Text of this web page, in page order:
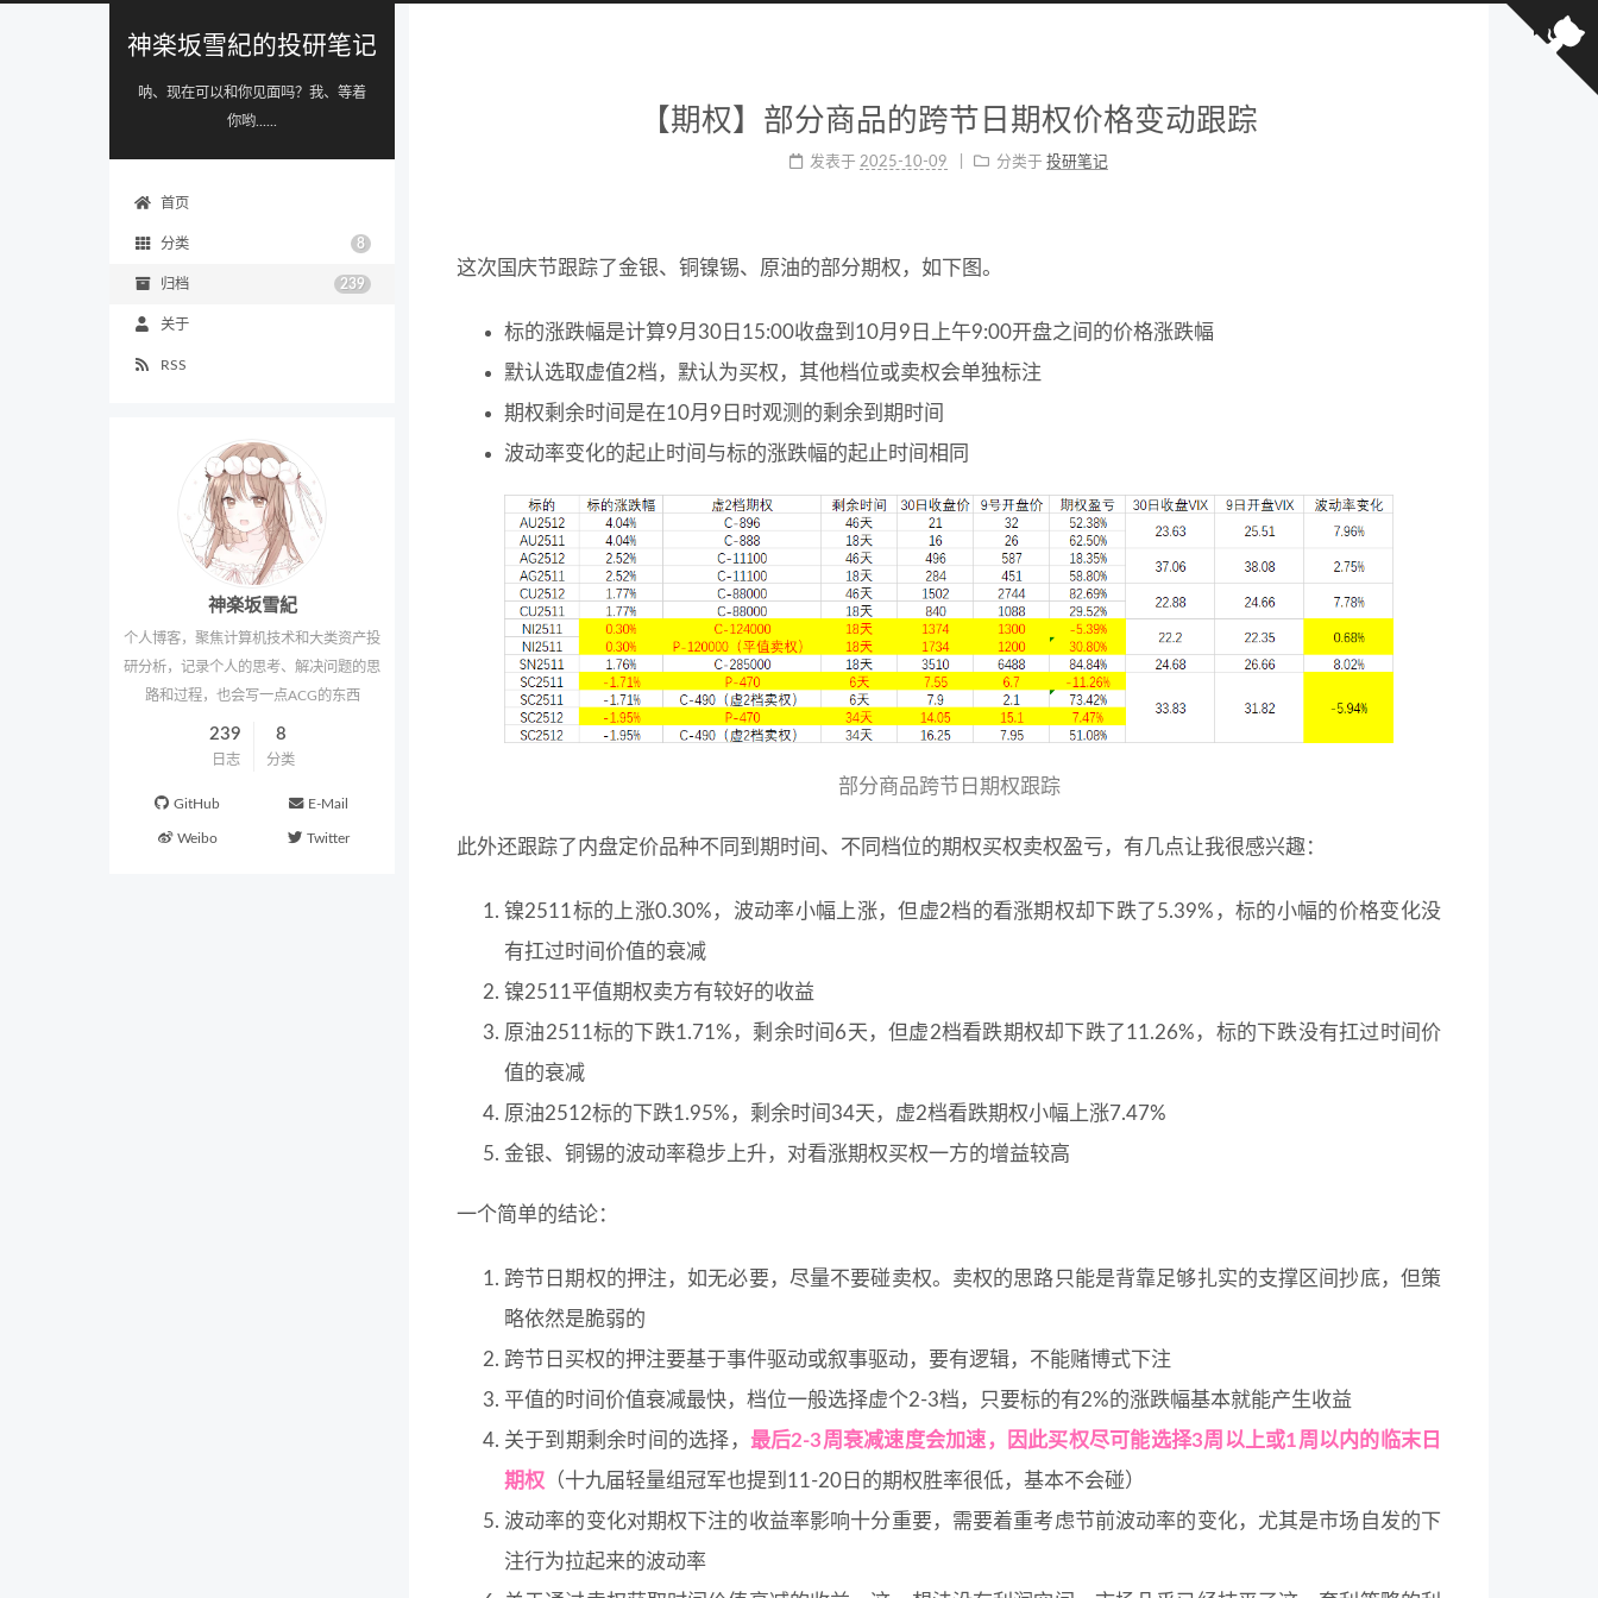
神楽坂雪紀的投研笔记
呐、现在可以和你见面吗？我、等着
你哟......
首页
分类 8
归档 239
关于
RSS
【期权】部分商品的跨节日期权价格变动跟踪
发表于 2025-10-09 分类于 投研笔记
这次国庆节跟踪了金银、铜镍锡、原油的部分期权，如下图。
标的涨跌幅是计算9月30日15:00收盘到10月9日上午9:00开盘之间的价格涨跌幅
默认选取虚值2档，默认为买权，其他档位或卖权会单独标注
期权剩余时间是在10月9日时观测的剩余到期时间
波动率变化的起止时间与标的涨跌幅的起止时间相同
部分商品跨节日期权跟踪
此外还跟踪了内盘定价品种不同到期时间、不同档位的期权买权卖权盈亏，有几点让我很感兴趣：
镍2511标的上涨0.30%，波动率小幅上涨，但虚2档的看涨期权却下跌了5.39%，标的小幅的价格变化没
有扛过时间价值的衰减
镍2511平值期权卖方有较好的收益
原油2511标的下跌1.71%，剩余时间6天，但虚2档看跌期权却下跌了11.26%，标的下跌没有扛过时间价
值的衰减
原油2512标的下跌1.95%，剩余时间34天，虚2档看跌期权小幅上涨7.47%
金银、铜锡的波动率稳步上升，对看涨期权买权一方的增益较高
一个简单的结论：
跨节日期权的押注，如无必要，尽量不要碰卖权。卖权的思路只能是背靠足够扎实的支撑区间抄底，但策
略依然是脆弱的
跨节日买权的押注要基于事件驱动或叙事驱动，要有逻辑，不能赌博式下注
平值的时间价值衰减最快，档位一般选择虚个2-3档，只要标的有2%的涨跌幅基本就能产生收益
关于到期剩余时间的选择， 最后2-3周衰减速度会加速，因此买权尽可能选择3周以上或1周以内的临末日
期权 （十九届轻量组冠军也提到11-20日的期权胜率很低，基本不会碰）
波动率的变化对期权下注的收益率影响十分重要，需要着重考虑节前波动率的变化，尤其是市场自发的下
注行为拉起来的波动率
神楽坂雪紀
个人博客，聚焦计算机技术和大类资产投
研分析，记录个人的思考、解决问题的思
路和过程，也会写一点ACG的东西
239
日志
8
分类
GitHub E-Mail
Weibo Twitter